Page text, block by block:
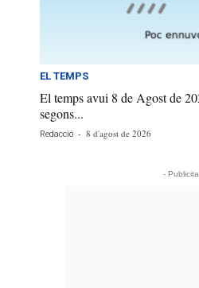
EL TEMPS
El temps avui 8 de Agost de
segons...
Redacció - 8 d'agost de 2026
-